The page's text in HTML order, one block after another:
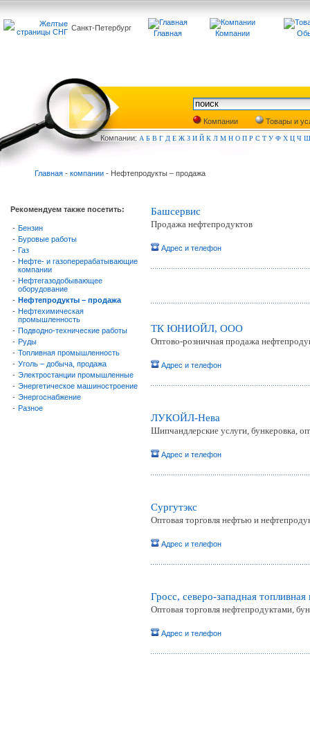
Санкт-Петербург
Главная Компании
Компании
Товары и
Компании: А Б В Г Д Е Ж З И Й К Л М Н О П Р С Т У Ф Х Ц Ч Ш
Главная - компании - Нефтепродукты – продажа
Рекомендуем также посетить:
- Бензин
- Буровые работы
- Газ
- Нефте- и газоперерабатывающие
компании
- Нефтегазодобывающее
оборудование
- Нефтепродукты – продажа
- Нефтехимическая
промышленность
- Подводно-технические работы
- Руды
- Топливная промышленность
- Уголь – добыча, продажа
- Электростанции промышленные
- Энергетическое машиностроение
- Энергоснабжение
- Разное
Башсервис
Продажа нефтепродуктов
Адрес и телефон
ТК ЮНИОЙЛ, ООО
Оптово-розничная продажа
Адрес и телефон
ЛУКОЙЛ-Нева
Шипчандлерские услуги, бункеровка,
Адрес и телефон
Сургутэкс
Оптовая торговля нефтью и
Адрес и телефон
Гросс, северо-западная топливная
Оптовая торговля нефтепродуктами,
Адрес и телефон